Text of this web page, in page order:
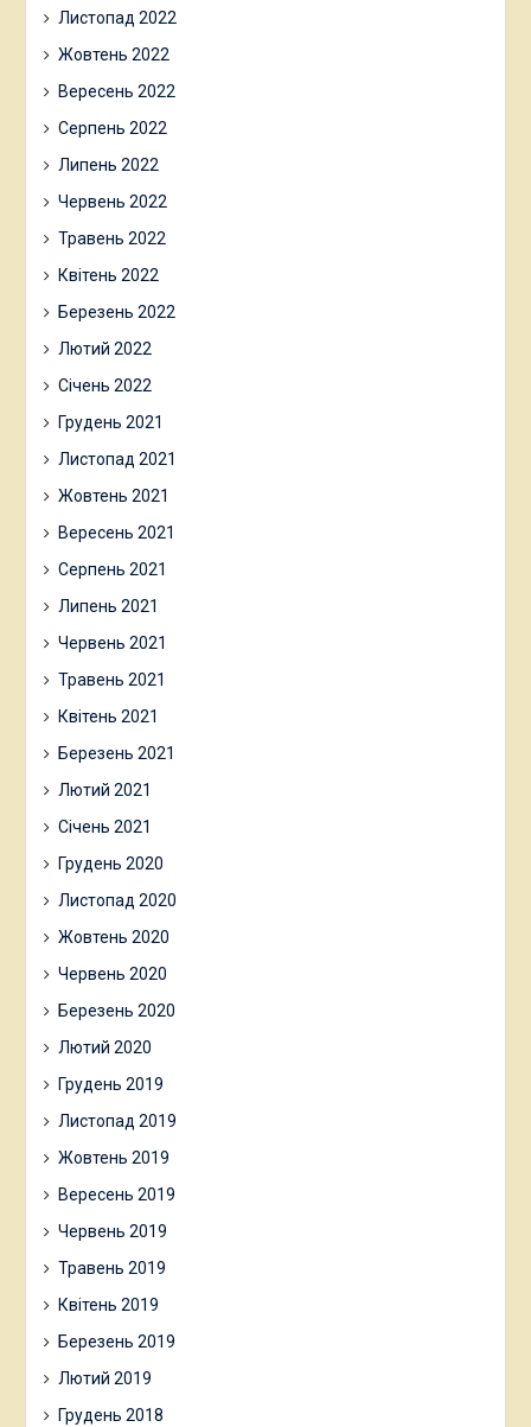
Листопад 2022
Жовтень 2022
Вересень 2022
Серпень 2022
Липень 2022
Червень 2022
Травень 2022
Квітень 2022
Березень 2022
Лютий 2022
Січень 2022
Грудень 2021
Листопад 2021
Жовтень 2021
Вересень 2021
Серпень 2021
Липень 2021
Червень 2021
Травень 2021
Квітень 2021
Березень 2021
Лютий 2021
Січень 2021
Грудень 2020
Листопад 2020
Жовтень 2020
Червень 2020
Березень 2020
Лютий 2020
Грудень 2019
Листопад 2019
Жовтень 2019
Вересень 2019
Червень 2019
Травень 2019
Квітень 2019
Березень 2019
Лютий 2019
Грудень 2018